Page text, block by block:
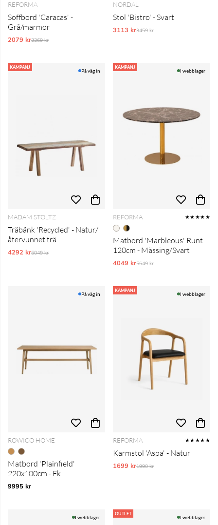
REFORMA
Soffbord 'Caracas' -
Grå/marmor
2079 krOrdinarie pris:
2269 kr
NORDAL
Stol 'Bistro' - Svart
3113 krOrdinarie pris:
3459 kr
KAMPANJ
På väg in
MADAM STOLTZ
Träbänk 'Recycled' - Natur/
återvunnet trä
4292 krOrdinarie pris:
5049 kr
KAMPANJ
I webblager
REFORMA ★★★★★
Matbord 'Marbleous' Runt
120cm - Mässing/Svart
4049 krOrdinarie pris:
5649 kr
På väg in
ROWICO HOME
Matbord 'Plainfield'
220x100cm - Ek
9995 kr
KAMPANJ
I webblager
REFORMA ★★★★★
Karmstol 'Aspa' - Natur
1699 krOrdinarie pris:
1990 kr
I webblager
OUTLET
I webblager